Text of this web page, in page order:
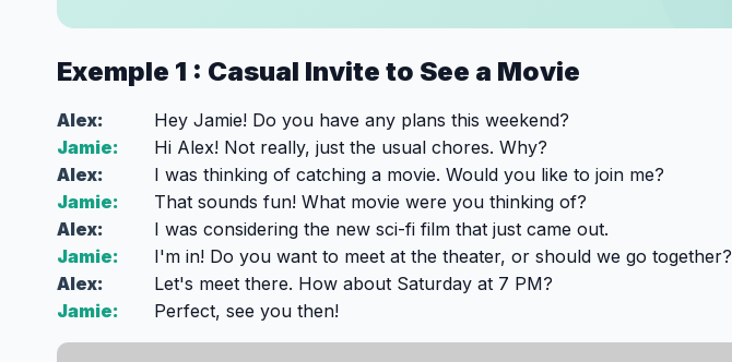
Exemple 1 : Casual Invite to See a Movie
Alex:
Hey Jamie! Do you have any plans this weekend?
Jamie:
Hi Alex! Not really, just the usual chores. Why?
Alex:
I was thinking of catching a movie. Would you like to join me?
Jamie:
That sounds fun! What movie were you thinking of?
Alex:
I was considering the new sci-fi film that just came out.
Jamie:
I'm in! Do you want to meet at the theater, or should we go together?
Alex:
Let's meet there. How about Saturday at 7 PM?
Jamie:
Perfect, see you then!